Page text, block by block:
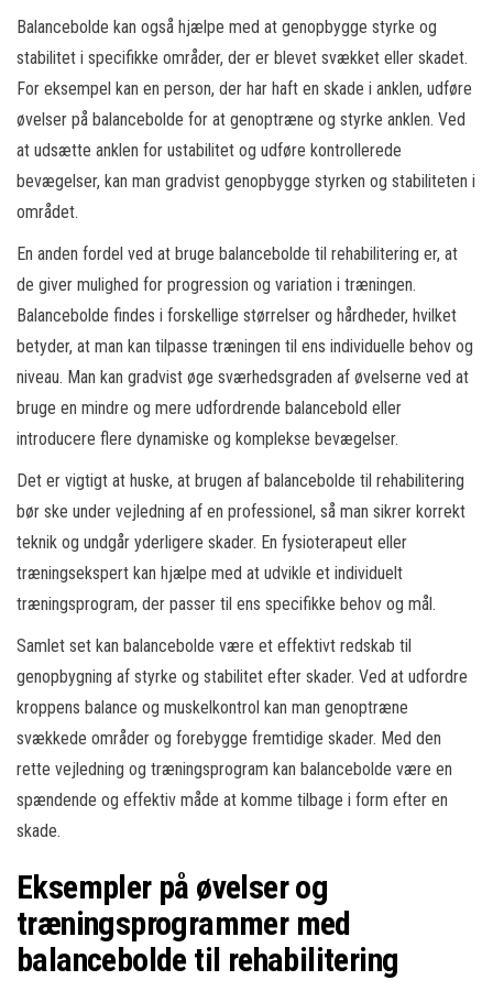
Balancebolde kan også hjælpe med at genopbygge styrke og
stabilitet i specifikke områder, der er blevet svækket eller skadet.
For eksempel kan en person, der har haft en skade i anklen, udføre
øvelser på balancebolde for at genoptræne og styrke anklen. Ved
at udsætte anklen for ustabilitet og udføre kontrollerede
bevægelser, kan man gradvist genopbygge styrken og stabiliteten i
området.
En anden fordel ved at bruge balancebolde til rehabilitering er, at
de giver mulighed for progression og variation i træningen.
Balancebolde findes i forskellige størrelser og hårdheder, hvilket
betyder, at man kan tilpasse træningen til ens individuelle behov og
niveau. Man kan gradvist øge sværhedsgraden af øvelserne ved at
bruge en mindre og mere udfordrende balancebold eller
introducere flere dynamiske og komplekse bevægelser.
Det er vigtigt at huske, at brugen af balancebolde til rehabilitering
bør ske under vejledning af en professionel, så man sikrer korrekt
teknik og undgår yderligere skader. En fysioterapeut eller
træningsekspert kan hjælpe med at udvikle et individuelt
træningsprogram, der passer til ens specifikke behov og mål.
Samlet set kan balancebolde være et effektivt redskab til
genopbygning af styrke og stabilitet efter skader. Ved at udfordre
kroppens balance og muskelkontrol kan man genoptræne
svækkede områder og forebygge fremtidige skader. Med den
rette vejledning og træningsprogram kan balancebolde være en
spændende og effektiv måde at komme tilbage i form efter en
skade.
Eksempler på øvelser og
træningsprogrammer med
balancebolde til rehabilitering